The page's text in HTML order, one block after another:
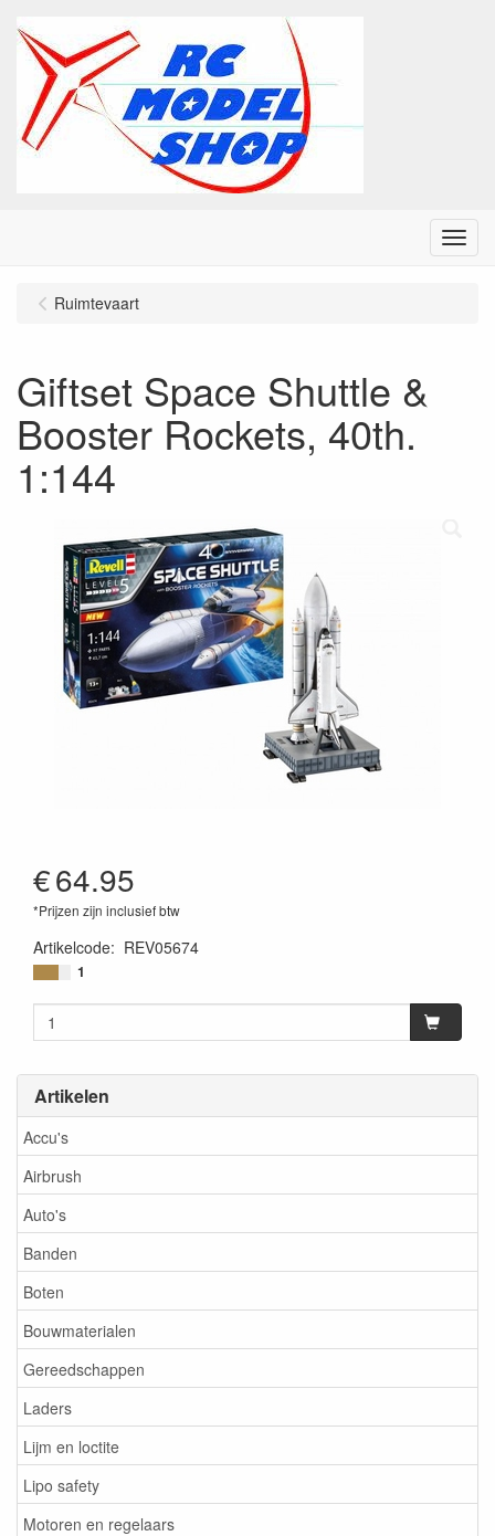
Menu
Artikelen
Accu's
Airbrush
Auto's
Banden
Boten
Bouwmaterialen
Gereedschappen
Laders
Lijm en loctite
Lipo safety
Motoren en regelaars
Ruimtevaart
Giftset Space Shuttle &
Booster Rockets, 40th.
1:144
€64.95
*Prijzen zijn inclusief btw
Artikelcode: REV05674
4009803056746
1